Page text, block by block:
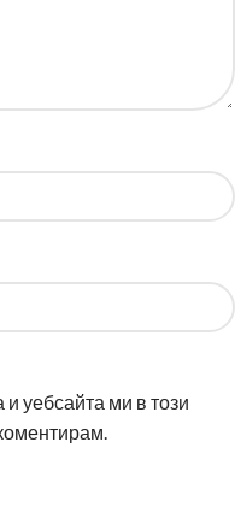
уебсайта ми в този